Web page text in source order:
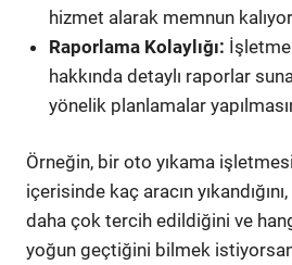
hizmet alarak memnun
Raporlama Kolaylığı:
hakkında detaylı raporlar
yönelik planlamalar
Örneğin, bir oto yıkama
içerisinde kaç aracın
daha çok tercih edildiğini ve
yoğun geçtiğini bilmek